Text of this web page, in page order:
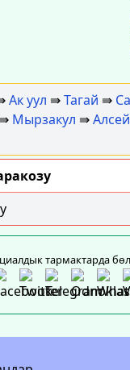
Ак уул ⇛Тагай ⇛
⇛ Мырзакул ⇛
тармактарда